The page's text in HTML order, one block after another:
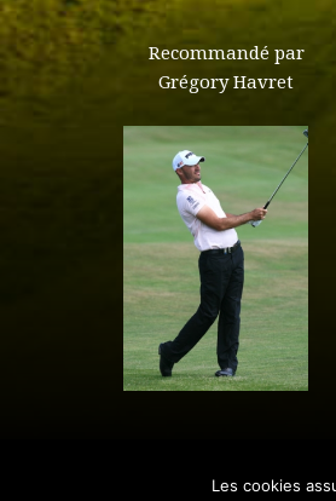
Recommandé par
Grégory Havret
Les cookies